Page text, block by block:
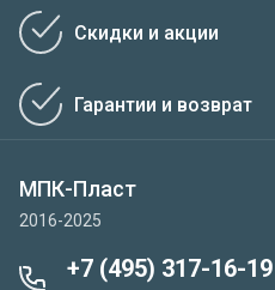
Скидки и акции
Гарантии и возврат
МПК-Пласт
2016-2025
+7 (495) 317-16-19